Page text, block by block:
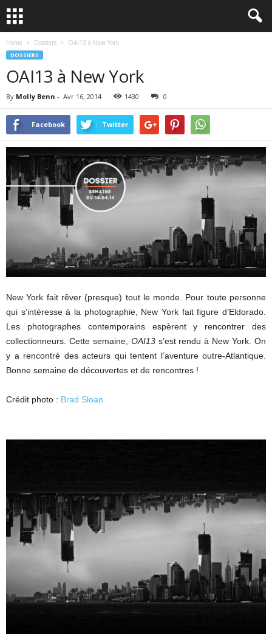
Home Dossiers OAI13 à New York
DOSSIERS
OAI13 à New York
By Molly Benn - Avr 16, 2014 1430 0
Facebook Twitter
New York fait rêver (presque) tout le monde. Pour toute personne
qui s’intéresse à la photographie, New York fait figure d’Eldorado.
Les photographes contemporains espèrent y rencontrer des
collectionneurs. Cette semaine, OAI13s’est rendu à New York. On
y a rencontré des acteurs qui tentent l’aventure outre-Atlantique.
Bonne semaine de découvertes et de rencontres !
Crédit photo : Brad Sloan